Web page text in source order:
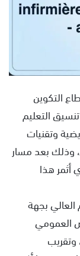
التكوين
التعليم
وتقنيات
وذلك بعد مسار
أثمر هذا
العالي بجهة
العمومي